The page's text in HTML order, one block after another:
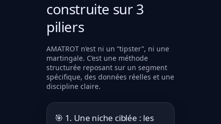
construite sur 3
piliers
AMATROT n’est ni un “tipster”, ni une
martingale. C’est une méthode
structurée reposant sur un segment
spécifique, des données réelles et une
discipline claire.
🎯 1. Une niche ciblée : les